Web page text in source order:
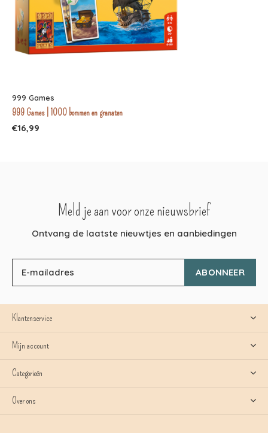
999 Games
999 Games | 1000 bommen en granaten
€16,99
Meld je aan voor onze nieuwsbrief
Ontvang de laatste nieuwtjes en aanbiedingen
ABONNEER
Klantenservice
Mijn account
Categorieën
Over ons